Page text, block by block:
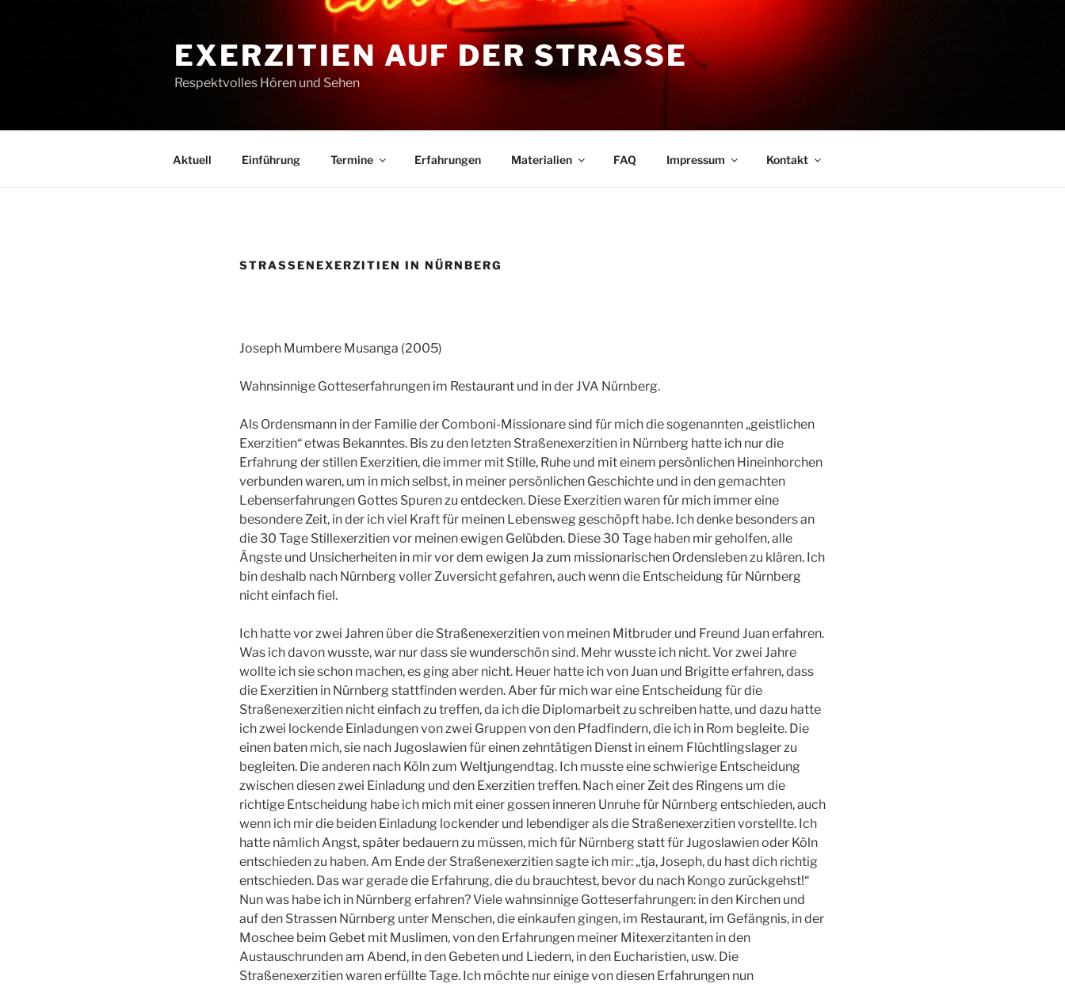
EXERZITIEN AUF DER STRASSE
Respektvolles Hören und Sehen
Aktuell Einführung Termine Erfahrungen Materialien FAQ Impressum Kontakt
STRASSENEXERZITIEN IN NÜRNBERG
Joseph Mumbere Musanga (2005)
Wahnsinnige Gotteserfahrungen im Restaurant und in der JVA Nürnberg.
Als Ordensmann in der Familie der Comboni-Missionare sind für mich die sogenannten „geistlichen
Exerzitien“ etwas Bekanntes. Bis zu den letzten Straßenexerzitien in Nürnberg hatte ich nur die
Erfahrung der stillen Exerzitien, die immer mit Stille, Ruhe und mit einem persönlichen Hineinhorchen
verbunden waren, um in mich selbst, in meiner persönlichen Geschichte und in den gemachten
Lebenserfahrungen Gottes Spuren zu entdecken. Diese Exerzitien waren für mich immer eine
besondere Zeit, in der ich viel Kraft für meinen Lebensweg geschöpft habe. Ich denke besonders an
die 30 Tage Stillexerzitien vor meinen ewigen Gelübden. Diese 30 Tage haben mir geholfen, alle
Ängste und Unsicherheiten in mir vor dem ewigen Ja zum missionarischen Ordensleben zu klären. Ich
bin deshalb nach Nürnberg voller Zuversicht gefahren, auch wenn die Entscheidung für Nürnberg
nicht einfach fiel.
Ich hatte vor zwei Jahren über die Straßenexerzitien von meinen Mitbruder und Freund Juan erfahren.
Was ich davon wusste, war nur dass sie wunderschön sind. Mehr wusste ich nicht. Vor zwei Jahre
wollte ich sie schon machen, es ging aber nicht. Heuer hatte ich von Juan und Brigitte erfahren, dass
die Exerzitien in Nürnberg stattfinden werden. Aber für mich war eine Entscheidung für die
Straßenexerzitien nicht einfach zu treffen, da ich die Diplomarbeit zu schreiben hatte, und dazu hatte
ich zwei lockende Einladungen von zwei Gruppen von den Pfadfindern, die ich in Rom begleite. Die
einen baten mich, sie nach Jugoslawien für einen zehntätigen Dienst in einem Flüchtlingslager zu
begleiten. Die anderen nach Köln zum Weltjungendtag. Ich musste eine schwierige Entscheidung
zwischen diesen zwei Einladung und den Exerzitien treffen. Nach einer Zeit des Ringens um die
richtige Entscheidung habe ich mich mit einer gossen inneren Unruhe für Nürnberg entschieden, auch
wenn ich mir die beiden Einladung lockender und lebendiger als die Straßenexerzitien vorstellte. Ich
hatte nämlich Angst, später bedauern zu müssen, mich für Nürnberg statt für Jugoslawien oder Köln
entschieden zu haben. Am Ende der Straßenexerzitien sagte ich mir: „tja, Joseph, du hast dich richtig
entschieden. Das war gerade die Erfahrung, die du brauchtest, bevor du nach Kongo zurückgehst!“
Nun was habe ich in Nürnberg erfahren? Viele wahnsinnige Gotteserfahrungen: in den Kirchen und
auf den Strassen Nürnberg unter Menschen, die einkaufen gingen, im Restaurant, im Gefängnis, in der
Moschee beim Gebet mit Muslimen, von den Erfahrungen meiner Mitexerzitanten in den
Austauschrunden am Abend, in den Gebeten und Liedern, in den Eucharistien, usw. Die
Straßenexerzitien waren erfüllte Tage. Ich möchte nur einige von diesen Erfahrungen nun